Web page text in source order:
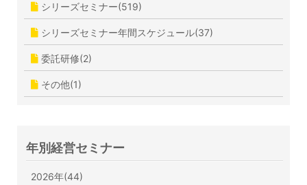
シリーズセミナー(519)
シリーズセミナー年間スケジュール(37)
委託研修(2)
その他(1)
年別経営セミナー
2026年(44)